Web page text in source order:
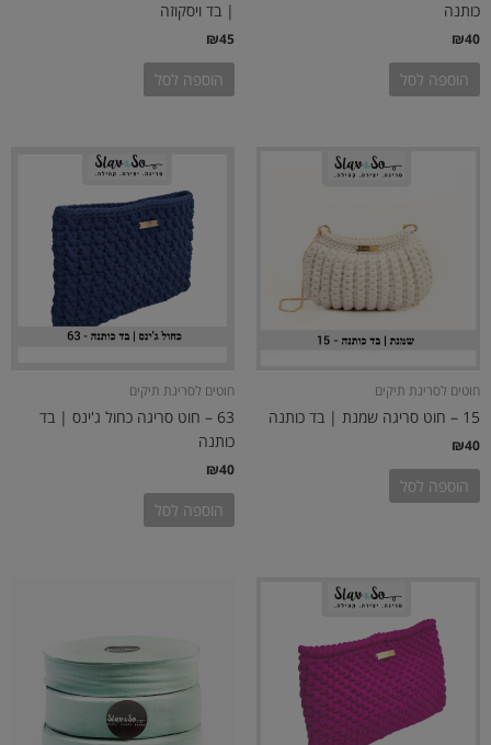
כותנה
₪40
הוספה לסל
| בד ויסקוזה
₪45
הוספה לסל
חוטים לסריגת תיקים
15 – חוט סריגה שמנת | בד כותנה
₪40
הוספה לסל
חוטים לסריגת תיקים
63 – חוט סריגה כחול ג'ינס | בד
כותנה
₪40
הוספה לסל